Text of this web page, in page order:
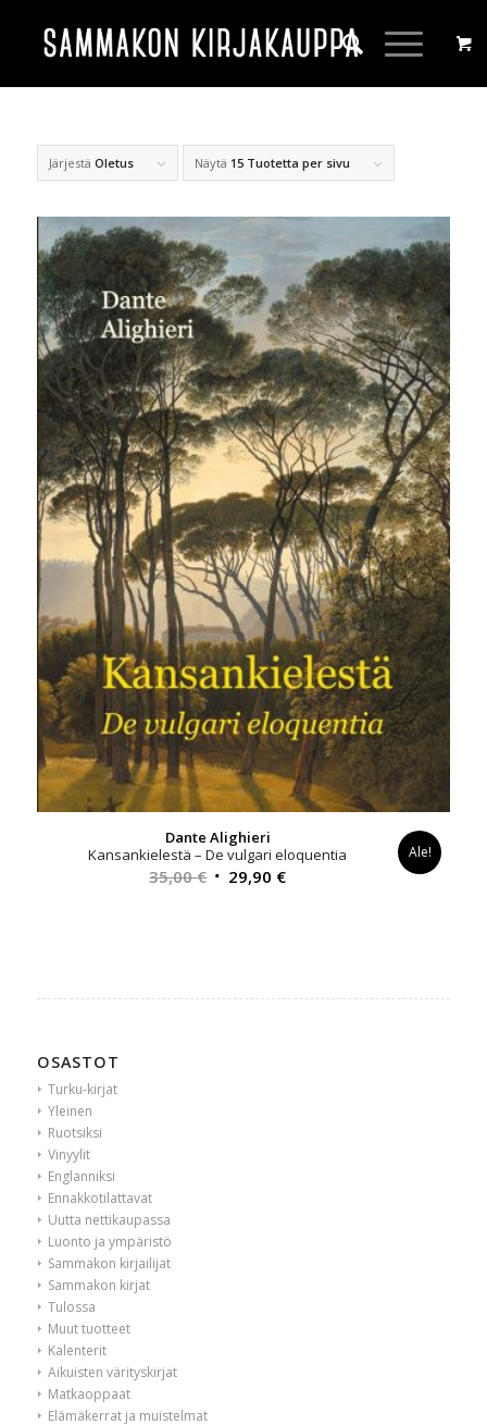
Järjestä Oletus Näytä 15 Tuotetta per sivu
Dante Alighieri
Kansankielestä – De vulgari eloquentia
35,00€ Alkuperäinen
29,90 €Nykyinen
Ale!
OSASTOT
Turku-kirjat
Yleinen
Ruotsiksi
Vinyylit
Englanniksi
Ennakkotilattavat
Uutta nettikaupassa
Luonto ja ympäristö
Sammakon kirjailijat
Sammakon kirjat
Tulossa
Muut tuotteet
Kalenterit
Aikuisten värityskirjat
Matkaoppaat
Elämäkerrat ja muistelmat